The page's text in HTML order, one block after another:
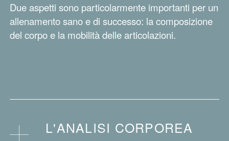
Due aspetti sono particolarmente importanti per un
allenamento sano e di successo: la composizione
del corpo e la mobilità delle articolazioni.
L'ANALISI CORPOREA